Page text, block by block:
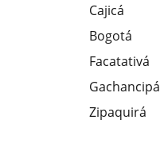
Cajicá
Bogotá
Facatativá
Gachancipá
Zipaquirá